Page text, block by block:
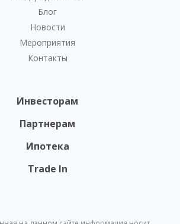
Блог
Новости
Мероприятия
Контакты
Инвесторам
Партнерам
Ипотека
Trade In